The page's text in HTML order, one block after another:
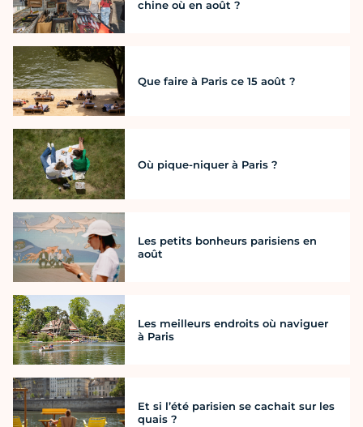
chine où en août ?
Que faire à Paris ce 15 août ?
Où pique-niquer à Paris ?
Les petits bonheurs parisiens en
août
Les meilleurs endroits où naviguer
à Paris
Et si l’été parisien se cachait sur les
quais ?